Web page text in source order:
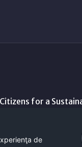
for a
de